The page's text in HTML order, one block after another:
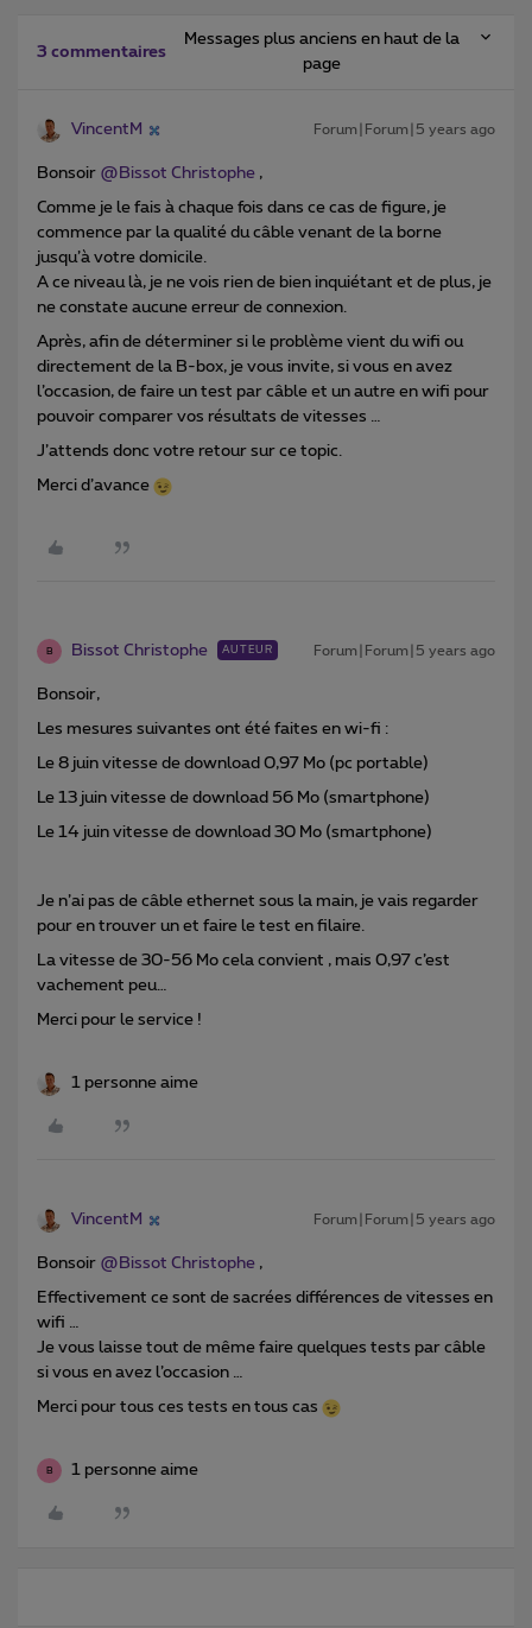
3 commentaires
Messages plus anciens en haut de la
page
VincentM Forum|Forum|5 years ago
Bonsoir @Bissot Christophe ,
Comme je le fais à chaque fois dans ce cas de figure, je
commence par la qualité du câble venant de la borne
jusqu’à votre domicile.
A ce niveau là, je ne vois rien de bien inquiétant et de plus, je
ne constate aucune erreur de connexion.
Après, afin de déterminer si le problème vient du wifi ou
directement de la B-box, je vous invite, si vous en avez
l’occasion, de faire un test par câble et un autre en wifi pour
pouvoir comparer vos résultats de vitesses …
J’attends donc votre retour sur ce topic.
Merci d’avance
B Bissot Christophe AUTEUR Forum|Forum|5 years ago
Bonsoir,
Les mesures suivantes ont été faites en wi-fi :
Le 8 juin vitesse de download 0,97 Mo (pc portable)
Le 13 juin vitesse de download 56 Mo (smartphone)
Le 14 juin vitesse de download 30 Mo (smartphone)
Je n’ai pas de câble ethernet sous la main, je vais regarder
pour en trouver un et faire le test en filaire.
La vitesse de 30-56 Mo cela convient , mais 0,97 c’est
vachement peu…
Merci pour le service !
1 personne aime
VincentM Forum|Forum|5 years ago
Bonsoir @Bissot Christophe ,
Effectivement ce sont de sacrées différences de vitesses en
wifi …
Je vous laisse tout de même faire quelques tests par câble
si vous en avez l’occasion …
Merci pour tous ces tests en tous cas
B 1 personne aime